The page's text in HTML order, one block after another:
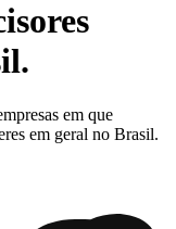
em que
em geral no Brasil.